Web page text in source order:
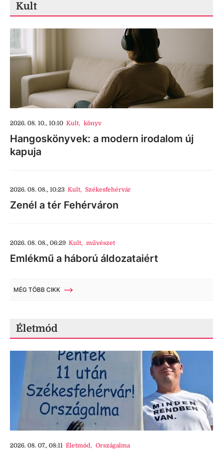
Kult
2026. 08. 10., 10:10 Kult, könyv
Hangoskönyvek: a modern irodalom új
kapuja
2026. 08. 08., 10:23 Kult, Székesfehérvár
Zenél a tér Fehérváron
2026. 08. 08., 06:29 Kult, művészet
Emlékmű a háború áldozataiért
MÉG TÖBB CIKK
Életmód
2026. 08. 07., 08:11 Életmód, Országalma